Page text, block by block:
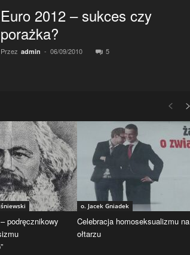
Euro 2012 – sukces czy
porażka?
Przez admin - 06/09/2010 5
podręcznikowy
o. Jacek Gniadek
Celebracja homoseksualizmu na
ołtarzu